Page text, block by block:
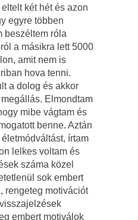
két hét és azon
egyre többen
beszéltem róla
a másikra lett 5000
amit nem is
hova tenni.
a dolog és akkor
Elmondtam
mibe vágtam és
benne. Aztán
írtam
lelkes voltam és
száma közel
sok embert
rengeteg motivációt
embert motiválok